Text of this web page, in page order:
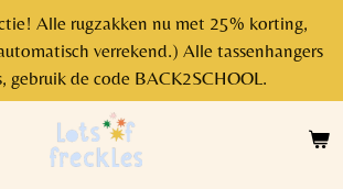
Alle rugzakken nu met 25% korting,
verrekend.) Alle tassenhangers
gebruik de code BACK2SCHOOL.